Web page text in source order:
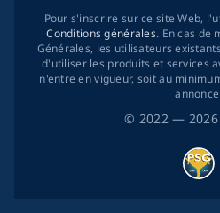
© 2022— 2026
Pour s'inscrire sur ce site Web,
Conditions générales. En cas de
Générales, les utilisateurs
d'utiliser les produits et services
n'entre en vigueur, soit au